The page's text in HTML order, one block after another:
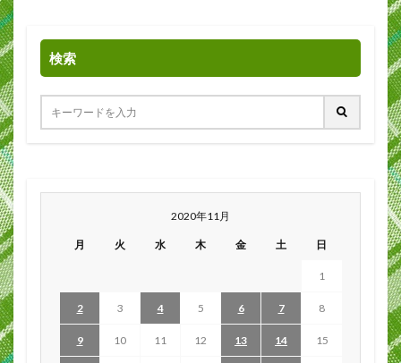
検索
2020年11月
月 火 水 木 金 土 日
1
2 3 4 5 6 7 8
9 10 11 12 13 14 15